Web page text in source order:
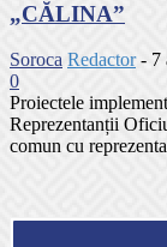
„CĂLINA”
Soroca Redactor - 7
0
Proiectele
Reprezentanții
comun cu